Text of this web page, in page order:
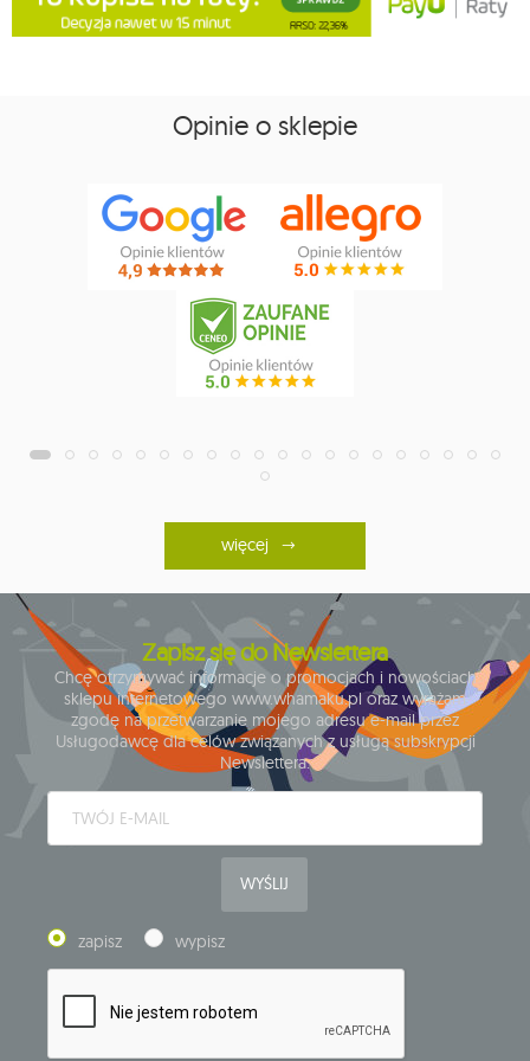
Opinie o sklepie
więcej
Zapisz się do Newslettera
Chcę otrzymywać informacje o promocjach i nowościach
sklepu internetowego www.whamaku.pl oraz wyrażam
zgodę na przetwarzanie mojego adresu e-mail przez
Usługodawcę dla celów związanych z usługą subskrypcji
Newslettera.
WYŚLIJ
zapisz wypisz